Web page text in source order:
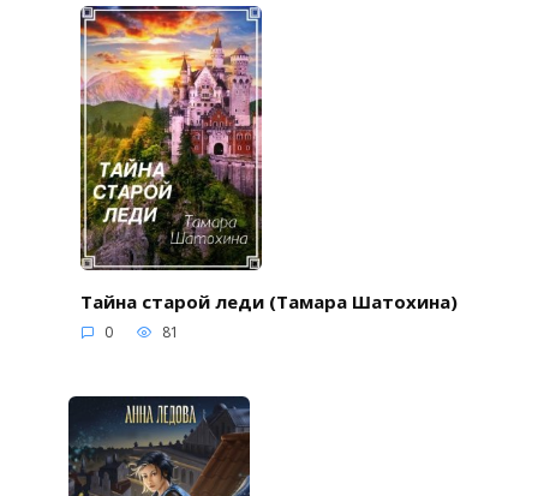
Тайна старой леди (Тамара Шатохина)
0 81